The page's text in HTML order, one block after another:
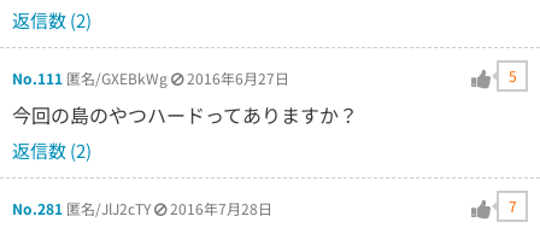
返信数 (2)
No.111 匿名/GXEBkWg 2016年6月27日 5
今回の島のやつハードってありますか？
返信数 (2)
No.281 匿名/JlJ2cTY 2016年7月28日 7